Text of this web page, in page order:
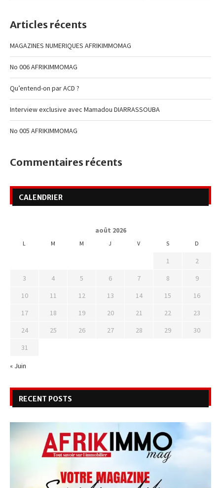
Articles récents
MAGAZINES NUMERIQUES AFRIKIMMOMAG
No 006 AFRIKIMMOMAG
Qu’entend-on par ACD ?
Interview exclusive avec Mamadou DIARRASSOUBA
No 005 AFRIKIMMOMAG
Commentaires récents
CALENDRIER
août 2026
L M M J V S D
1
2
3
4 5 6 7 8
9
10
11 12 13 14 15
16
17
18 19 20 21 22
23
24
25 26 27 28 29
30
31
« Juin
RECENT POSTS